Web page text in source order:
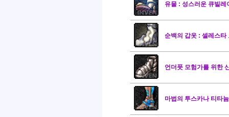
유물 : 성스러운 큐빌레
순백의 갑옷 : 셀레스타
언더풋 모험가를 위한
마법의 투스카나 티타